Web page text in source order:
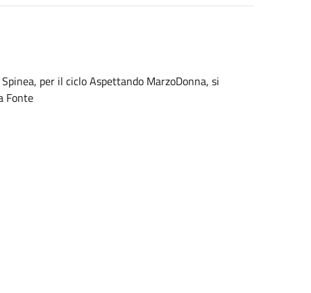
per il ciclo Aspettando MarzoDonna, si
Fonte